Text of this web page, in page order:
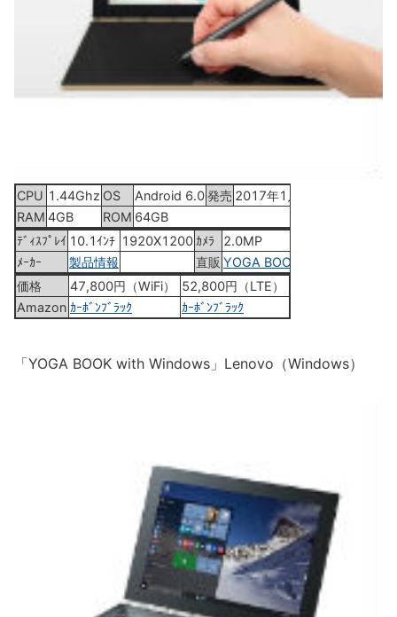
CPU 1.44Ghz OS Android 6.0発売 2017年1月17日
RAM 4GB ROM 64GB
ﾃﾞｨｽﾌﾟﾚｲ 10.1ｲﾝﾁ 1920X1200 ｶﾒﾗ
2.0MP
ﾒｰｶｰ
製品情報 直販 YOGA BOOK
価格
47,800円（WiFi）
52,800円（LTE）
Amazon ｶｰﾎﾞﾝﾌﾞﾗｯｸ ｶｰﾎﾞﾝﾌﾞﾗｯｸ
「YOGA BOOK with Windows」Lenovo（Windows）